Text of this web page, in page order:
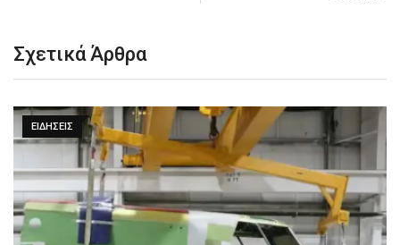
Σχετικά Άρθρα
ΕΙΔΉΣΕΙΣ